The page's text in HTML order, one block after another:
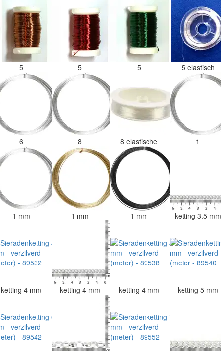
5 5 5 5 elastisch
6 8 8 elastische 1
1 mm 1 mm 1 mm ketting 3,5
ketting 4 mm ketting 4 mm ketting 4 mm ketting 5 mm